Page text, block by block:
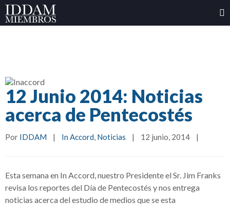
12 Junio 2014: Noticias
acerca de Pentecostés
Por IDDAM | In Accord, Noticias | 12 junio, 2014 |
Esta semana en In Accord, nuestro Presidente el Sr. Jim Franks
revisa los reportes del Día de Pentecostés y nos entrega
noticias acerca del estudio de medios que se esta